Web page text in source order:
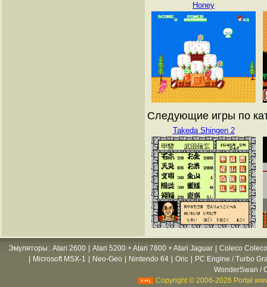
Honey
Следующие игры по
Takeda Shingen 2
Эмуляторы : Atari 2600 Atari 5200 + Atari 7800 + Atari Jaguar
Coleco
Microsoft MSX-1 Neo-Geo Nintendo 64 Oric
PC Engine / Turbo
WonderSwan /
Copyright © 2006-2026 Portal